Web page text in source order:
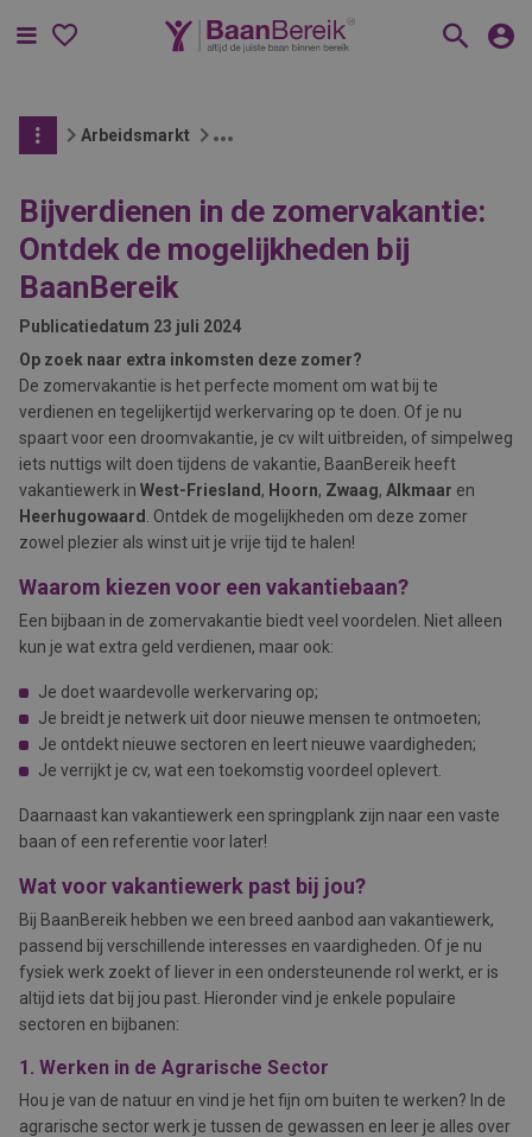
Menu
Arbeidsmarkt
Bijverdienen in de zomervakantie:
Ontdek de mogelijkheden bij
BaanBereik
Publicatiedatum 23 juli 2024
Op zoek naar extra inkomsten deze zomer?
De zomervakantie is het perfecte moment om wat bij te
verdienen en tegelijkertijd werkervaring op te doen. Of je nu
spaart voor een droomvakantie, je cv wilt uitbreiden, of simpelweg
iets nuttigs wilt doen tijdens de vakantie, BaanBereik heeft
vakantiewerk in West-Friesland , Hoorn, Zwaag, Alkmaar en
Heerhugowaard
. Ontdek de mogelijkheden om deze zomer
zowel plezier als winst uit je vrije tijd te halen!
Waarom kiezen voor een vakantiebaan?
Een bijbaan in de zomervakantie biedt veel voordelen. Niet alleen
kun je wat extra geld verdienen, maar ook:
Je doet waardevolle werkervaring op;
Je breidt je netwerk uit door nieuwe mensen te ontmoeten;
Je ontdekt nieuwe sectoren en leert nieuwe vaardigheden;
Je verrijkt je cv, wat een toekomstig voordeel oplevert.
Daarnaast kan vakantiewerk een springplank zijn naar een vaste
baan of een referentie voor later!
Wat voor vakantiewerk past bij jou?
Bij BaanBereik hebben we een breed aanbod aan vakantiewerk,
passend bij verschillende interesses en vaardigheden. Of je nu
fysiek werk zoekt of liever in een ondersteunende rol werkt, er is
altijd iets dat bij jou past. Hieronder vind je enkele populaire
sectoren en bijbanen:
1. Werken in de Agrarische Sector
Hou je van de natuur en vind je het fijn om buiten te werken? In de
agrarische sector werk je tussen de gewassen en leer je alles over